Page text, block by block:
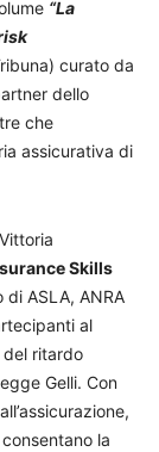
“La
curato da
dello
che
assicurativa di
Skills
di ASLA, ANRA
al
ritardo
Gelli. Con
la